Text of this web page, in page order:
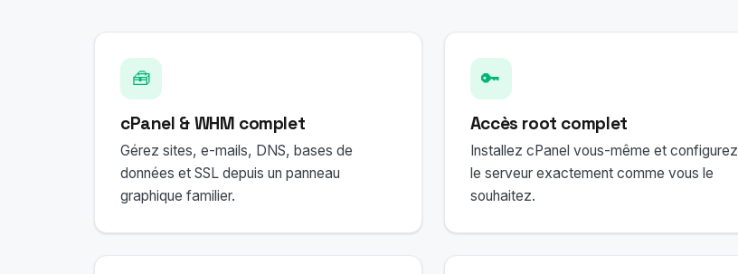
🧰
cPanel & WHM complet
Gérez sites, e-mails, DNS, bases de
données et SSL depuis un panneau
graphique familier.
🔑
Accès root complet
Installez cPanel vous-même et configurez
le serveur exactement comme vous le
souhaitez.